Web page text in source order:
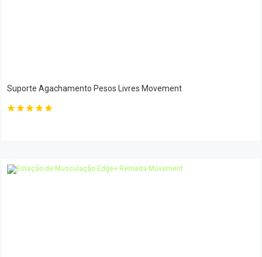
Suporte Agachamento Pesos Livres Movement